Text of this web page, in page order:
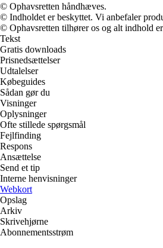
© Ophavsretten håndhæves.
© Indholdet er beskyttet. Vi anbefaler
© Ophavsretten tilhører os og alt indhold
Tekst
Gratis downloads
Prisnedsættelser
Udtalelser
Købeguides
Sådan gør du
Visninger
Oplysninger
Ofte stillede spørgsmål
Fejlfinding
Respons
Ansættelse
Send et tip
Interne henvisninger
Webkort
Opslag
Arkiv
Skrivehjørne
Abonnementsstrøm